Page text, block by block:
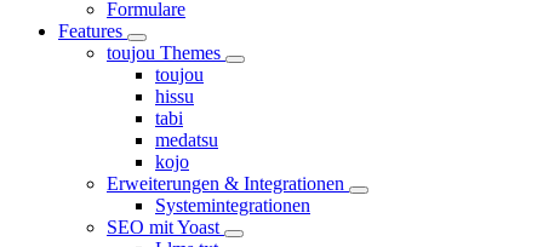
Formulare
Features
toujou Themes
toujou
hissu
tabi
medatsu
kojo
Erweiterungen & Integrationen
Systemintegrationen
SEO mit Yoast